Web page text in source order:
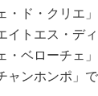
・ド・クリエ
イトエス・デ
・ベローチェ
ャンホンポ」